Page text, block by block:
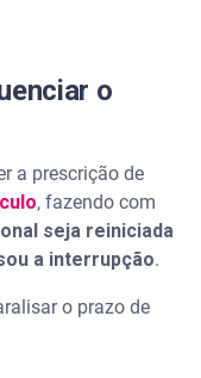
o
a prescrição de
, fazendo com
seja reiniciada
a interrupção.
o prazo de